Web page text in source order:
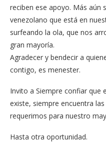
reciben ese apoyo. Más aún
venezolano que está en
surfeando la ola, que nos
gran mayoría.
Agradecer y bendecir a
contigo, es menester.
Invito a Siempre confiar que
existe, siempre encuentra
requerimos para nuestro
Hasta otra oportunidad.